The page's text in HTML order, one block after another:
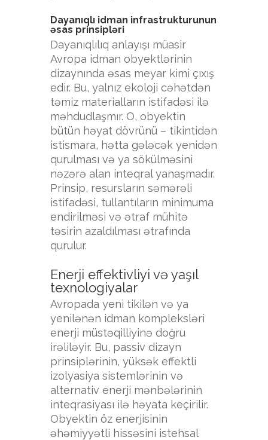
Dayanıqlı idman infrastrukturunun
əsas prinsipləri
Dayanıqlılıq anlayışı müasir
Avropa idman obyektlərinin
dizaynında əsas meyar kimi çıxış
edir. Bu, yalnız ekoloji cəhətdən
təmiz materialların istifadəsi ilə
məhdudlaşmır. O, obyektin
bütün həyat dövrünü – tikintidən
istismara, hətta gələcək yenidən
qurulması və ya sökülməsini
nəzərə alan inteqral yanaşmadır.
Prinsip, resursların səmərəli
istifadəsi, tullantıların minimuma
endirilməsi və ətraf mühitə
təsirin azaldılması ətrafında
qurulur.
Enerji effektivliyi və yaşıl
texnologiyalar
Avropada yeni tikilən və ya
yenilənən idman kompleksləri
enerji müstəqilliyinə doğru
irəliləyir. Bu, passiv dizayn
prinsiplərinin, yüksək effektli
izolyasiya sistemlərinin və
alternativ enerji mənbələrinin
inteqrasiyası ilə həyata keçirilir.
Obyektin öz enerjisinin
əhəmiyyətli hissəsini istehsal